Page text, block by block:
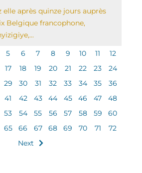
elle après quinze jours auprès
Belgique francophone,
5 6 7 8 9 10 11
12
17 18 19 20 21 22 23
24
29 30 31 32 33 34 35
36
41 42 43 44 45 46 47
48
53 54 55 56 57 58 59
60
65 66 67 68 69 70 71
72
Next